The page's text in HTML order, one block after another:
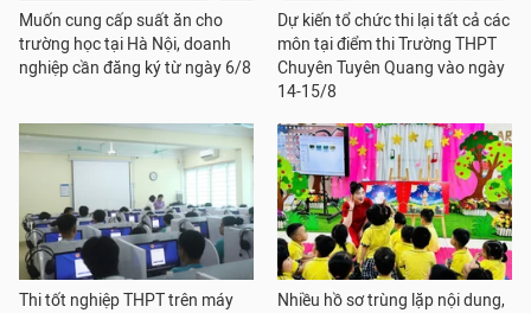
Muốn cung cấp suất ăn cho
trường học tại Hà Nội, doanh
nghiệp cần đăng ký từ ngày 6/8
Dự kiến tổ chức thi lại tất cả các
môn tại điểm thi Trường THPT
Chuyên Tuyên Quang vào ngày
14-15/8
Thi tốt nghiệp THPT trên máy
Nhiều hồ sơ trùng lặp nội dung,